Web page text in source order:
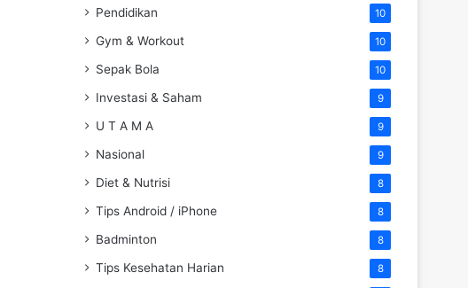
Pendidikan 10
Gym & Workout 10
Sepak Bola 10
Investasi & Saham 9
U T A M A 9
Nasional 9
Diet & Nutrisi 8
Tips Android / iPhone 8
Badminton 8
Tips Kesehatan Harian 8